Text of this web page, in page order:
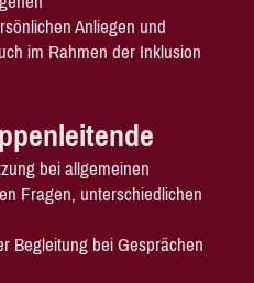
Anliegen und
im Rahmen der Inklusion
bei allgemeinen
Fragen, unterschiedlichen
Begleitung bei Gesprächen